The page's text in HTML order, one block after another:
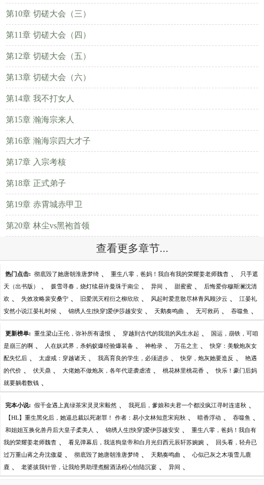
第10章 切磋大会（三）
第11章 切磋大会（四）
第12章 切磋大会（五）
第13章 切磋大会（六）
第14章 我不打女人
第15章 瀚海宗来人
第16章 瀚海宗四大才子
第17章 入宗考核
第18章 正式弟子
第19章 赤霄城赤甲卫
第20章 林尘vs黑袍首领
查看更多章节...
热门点击: 彻底毁了她唐朝淮唐梦绮 、 重生八零，爸妈！我自有我的荣耀姜老师魏杳 、 只手遮
天（出书版） 、 拨雪寻春，烧灯续昼许曼珠于南尘 、 异间 、 甜蜜蜜 、 后悔爱你穆斯澜沈清
欢 、 失效攻略裴安桑宁 、 旧爱泯灭程衍之柳欣欣 、 风起时爱意散尽林青风顾汐云 、 江晏礼
安然小说江晏礼时候 、 锦绣人生[快穿]爱伊莎越安安 、 天鹅奏鸣曲 、 无可救药 、 吞噬鱼 、
更新榜单: 重生梁山王伦，弥补所有遗恨 、 穿越到古代的我混的风生水起 、 国运，崩铁，可咱
是崩三的啊 、 人在妖武界，杀蚂蚁爆经验爆装备 、 神枪录 、 万岳之主 、 快穿：美貌炮灰女
配失忆后 、 太虚戒：穿越诸天 、 我高育良的学生，必须进步 、 快穿，炮灰她要造反 、 艳遇
的代价 、 伏天鼎 、 大佬她不做炮灰，各年代逆袭虐渣 、 桃花林里桃花香 、 快乐！豪门后妈
就要躺着数钱 、
完本小说: 假千金遇上真绿茶宋灵灵宋毅然 、 我死后，爹娘和夫君一个都没疯江寻时连道秋 、
【HL】重生黑化后，她逼总裁以死谢罪！ 作者：易小文林知意宋宛秋 、 暗香浮动 、 吞噬鱼 、
和姐姐互换化兽丹后大皇子柔美人 、 锦绣人生[快穿]爱伊莎越安安 、 重生八零，爸妈！我自有
我的荣耀姜老师魏杳 、 看见弹幕后，我送狗皇帝和白月光归西元辰轩苏婉婉 、 回头看，轻舟已
过万重山蒋之舟沈傲凝 、 彻底毁了她唐朝淮唐梦绮 、 天鹅奏鸣曲 、 心似已灰之木项雪儿鹿
鹿 、 老婆拔我针管，让我给男助理煮醒酒汤程心怡陆沉宴 、 异间 、